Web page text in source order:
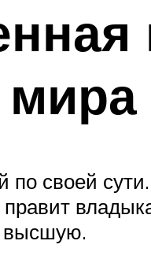
по своей
высшую.